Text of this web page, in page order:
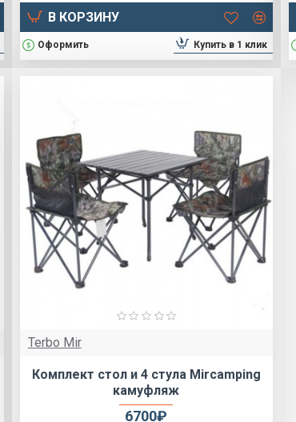
В КОРЗИНУ
Оформить Купить в 1 клик
Terbo Mir
Комплект стол и 4 стула Mircamping
камуфляж
6700₽